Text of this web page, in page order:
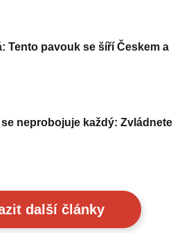
Tento pavouk se šíří Českem a
neprobojuje každý: Zvládnete
další články